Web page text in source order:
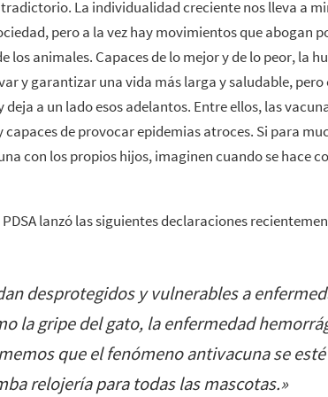
La individualidad creciente nos lleva a
pero a la vez hay movimientos que abogan
los animales. Capaces de lo mejor y de lo peor, la
y garantizar una vida más larga y saludable, pero
a un lado esos adelantos. Entre ellos, las
de provocar epidemias atroces. Si para
con los propios hijos, imaginen cuando se hace
lanzó las siguientes declaraciones
desprotegidos y vulnerables a
la gripe del gato, la enfermedad
que el fenómeno antivacuna se
relojería para todas las mascotas.»